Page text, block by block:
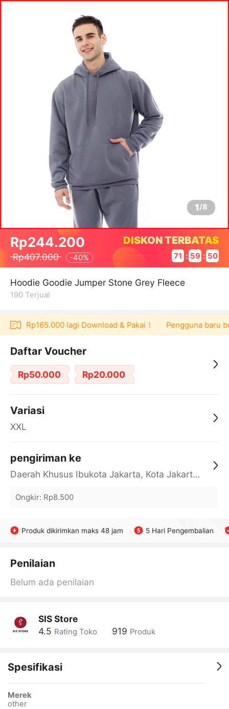
1/8
Rp244.200
Rp407.000 -40%
DISKON TERBATAS
71 : 59 : 50
Hoodie Goodie Jumper Stone Grey Fleece
190 Terjual
Rp165.000 lagi Download & Pakai！ Pengguna baru
Daftar Voucher
Rp50.000 Rp20.000
Variasi
XXL
pengiriman ke
Daerah Khusus Ibukota Jakarta, Kota Jakarta Barat, Cengkareng, yy
Ongkir: Rp8.500
Produk dikirimkan maks 48 jam 5 Hari Pengembalian
Penilaian
Belum ada penilaian
SIS Store
4.5 Rating Toko 919 Produk
Spesifikasi
Merek
other